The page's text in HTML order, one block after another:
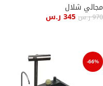
مجالي شلال
970ر.س 345 ر.س
-66%